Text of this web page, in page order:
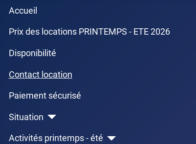
Accueil
Prix des locations PRINTEMPS - ETE 2026
Disponibilité
Contact location
Paiement sécurisé
Situation
Activités printemps - été